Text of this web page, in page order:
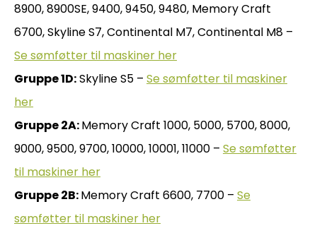
8900, 8900SE, 9400, 9450, 9480, Memory Craft
6700, Skyline S7, Continental M7, Continental M8 –
Se sømføtter til maskiner her
Gruppe 1D:Skyline S5 – Se sømføtter til maskiner
her
Gruppe 2A:Memory Craft 1000, 5000, 5700, 8000,
9000, 9500, 9700, 10000, 10001, 11000 – Se sømføtter
til maskiner her
Gruppe 2B:Memory Craft 6600, 7700 – Se
sømføtter til maskiner her